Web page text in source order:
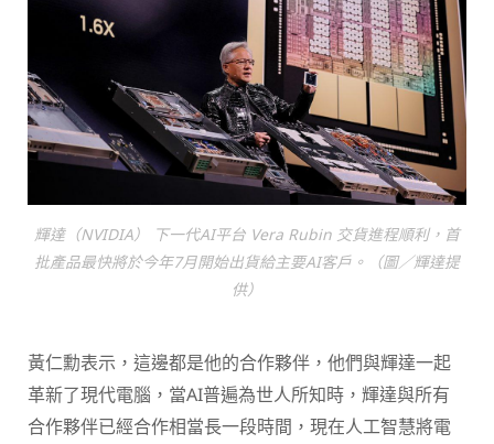
輝達（NVIDIA） 下一代AI平台 Vera Rubin 交貨進程順利，首
批產品最快將於今年7月開始出貨給主要AI客戶。（圖／輝達提
供）
黃仁勳表示，這邊都是他的合作夥伴，他們與輝達一起
革新了現代電腦，當AI普遍為世人所知時，輝達與所有
合作夥伴已經合作相當長一段時間，現在人工智慧將電